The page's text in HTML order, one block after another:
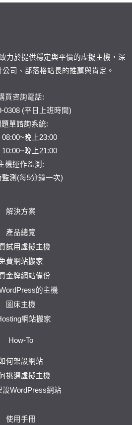
力於提供穩定與平價的虛擬主機，深
司、部落格站長的推薦與肯定。
買咨詢電話:
0308 (平日上班時間)
題單諮詢系統:
08:00~晚上23:00
10:00~晚上21:00
機運作監測:
監測(每5分鐘一次)
解決方案
產品總覽
試用虛擬主機
費網站搬家
金牌網站備份
的主機
圖床主機
網站搬家
How-To
何架設網站
挑選虛擬主機
設WordPress網站
使用手冊